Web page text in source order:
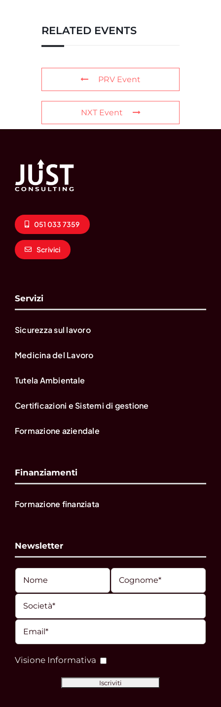
RELATED EVENTS
PRV Event
NXT Event
051 033 7359
Scrivici
Servizi
Sicurezza sul lavoro
Medicina del Lavoro
Tutela Ambientale
Certificazioni e Sistemi di gestione
Formazione aziendale
Finanziamenti
Formazione finanziata
Newsletter
Visione Informativa